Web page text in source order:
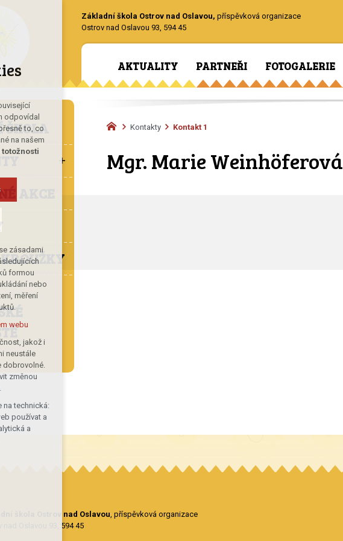
Základní škola Ostrov nad Oslavou, příspěvková organizace
Ostrov nad Oslavou 93, 594 45
AKTUALITY PARTNEŘI FOTOGALERIE
AKCE
Kontakty Kontakt 1
Mgr. Marie Weinhöferová
škola Ostrov nad Oslavou , příspěvková organizace
nad Oslavou 93, 594 45
odpovídal
to, co
na našem
apod.
webu
zásadami
formou
nebo
měření
webu
jakož i
neustále
dobrovolné.
změnou
technická:
používat a
a